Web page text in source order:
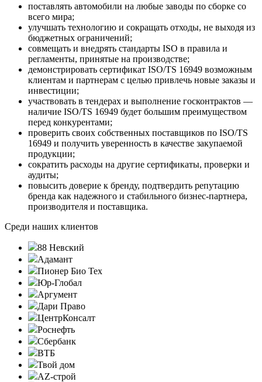
поставлять автомобили на любые заводы по сборке со
всего мира;
улучшать технологию и сокращать отходы, не выходя из
бюджетных ограничений;
совмещать и внедрять стандарты ISO в правила и
регламенты, принятые на производстве;
демонстрировать сертификат ISO/TS 16949 возможным
клиентам и партнерам с целью привлечь новые заказы и
инвестиции;
участвовать в тендерах и выполнение госконтрактов —
наличие ISO/TS 16949 будет большим преимуществом
перед конкурентами;
проверить своих собственных поставщиков по ISO/TS
16949 и получить уверенность в качестве закупаемой
продукции;
сократить расходы на другие сертификаты, проверки и
аудиты;
повысить доверие к бренду, подтвердить репутацию
бренда как надежного и стабильного бизнес-партнера,
производителя и поставщика.
Среди наших клиентов
88 Невский
Адамант
Пионер Био Тех
Юр-Глобал
Аргумент
Дари Право
ЦентрКонсалт
Роснефть
Сбербанк
ВТБ
Твой дом
AZ-строй